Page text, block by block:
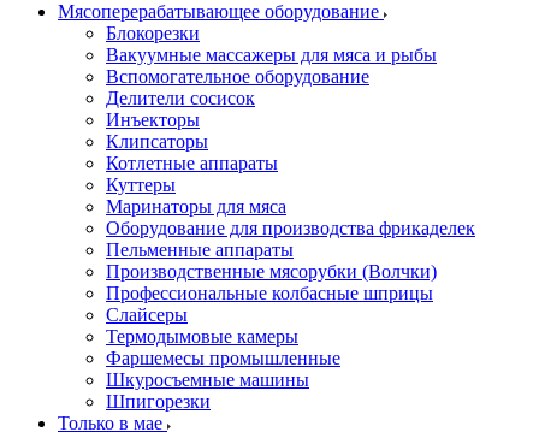
Мясоперерабатывающее оборудование
Блокорезки
Вакуумные массажеры для мяса и рыбы
Вспомогательное оборудование
Делители сосисок
Инъекторы
Клипсаторы
Котлетные аппараты
Куттеры
Маринаторы для мяса
Оборудование для производства фрикаделек
Пельменные аппараты
Производственные мясорубки (Волчки)
Профессиональные колбасные шприцы
Слайсеры
Термодымовые камеры
Фаршемесы промышленные
Шкуросъемные машины
Шпигорезки
Только в мае